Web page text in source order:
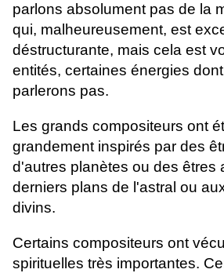
parlons absolument pas de la
qui, malheureusement, est
déstructurante, mais cela est
entités, certaines énergies
parlerons pas.
Les grands compositeurs ont
grandement inspirés par des
d'autres planètes ou des êtres
derniers plans de l'astral ou
divins.
Certains compositeurs ont
spirituelles très importantes.